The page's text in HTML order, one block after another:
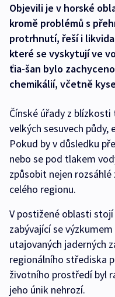
Objevili je v horské
kromě problémů s
protrhnutí, řeší i
které se vyskytují ve
ťia-šan bylo
chemikálií, včetně
Čínské úřady z
velkých sesuvech půdy,
Pokud by v důsledku
nebo se pod tlakem
způsobit nejen
celého regionu.
V postižené oblasti
zabývající se
utajovaných jaderných
regionálního střediska
životního prostředí byl
jeho únik nehrozí.